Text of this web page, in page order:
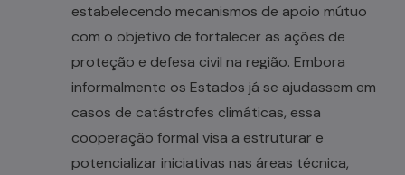
estabelecendo mecanismos de apoio mútuo
com o objetivo de fortalecer as ações de
proteção e defesa civil na região. Embora
informalmente os Estados já se ajudassem em
casos de catástrofes climáticas, essa
cooperação formal visa a estruturar e
potencializar iniciativas nas áreas técnica,